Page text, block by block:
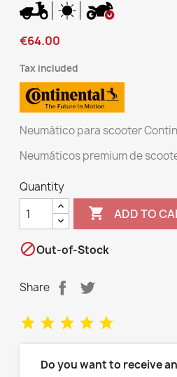
€64.00
Tax included
Neumático para scooter
Neumáticos premium de
Quantity
 ADD TO
Out-of-Stock
Share
Do you want to receive